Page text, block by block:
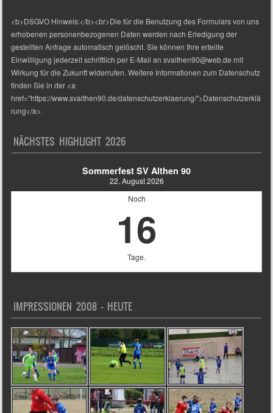
<b>DSGVO Hinweis:</b><br>Die für die Benutzung des Formulars von uns
erhobenen personenbezogenen Daten werden nach Erledigung der
gestellten Anfrage automatisch gelöscht. Sie können Ihre erteilte
Einwilligung jederzeit schriftlich per E-Mail an svalthen90@web.de mit
Wirkung für die Zukunft widerrufen. Weitere Informationen zum Datenschutz
finden Sie in der <a
href="https://www.svalthen90.de/datenschutzerklaerung/">Datenschutzerklä
rung</a>.
NÄCHSTES HIGHLIGHT 2026
Sommerfest SV Althen 90
22. August 2026
Noch
16
Tage.
IMPRESSIONEN 2008 – HEUTE